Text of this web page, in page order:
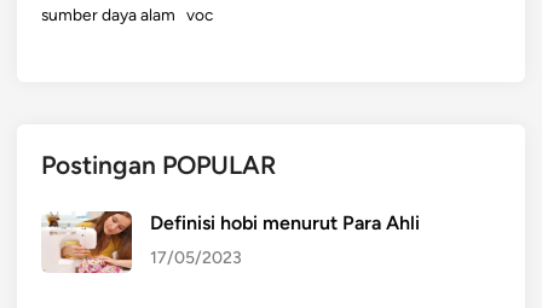
sumber daya alam voc
Postingan POPULAR
Definisi hobi menurut Para Ahli
17/05/2023